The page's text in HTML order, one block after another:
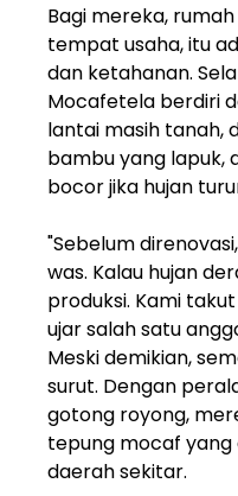
Bagi mereka,
tempat usaha, itu
dan ketahanan.
Mocafetela berdiri
lantai masih tanah,
bambu yang lapuk,
bocor jika hujan
"Sebelum
was. Kalau hujan
produksi. Kami
ujar salah satu
Meski demikian,
surut. Dengan
gotong royong,
tepung mocaf
daerah sekitar.